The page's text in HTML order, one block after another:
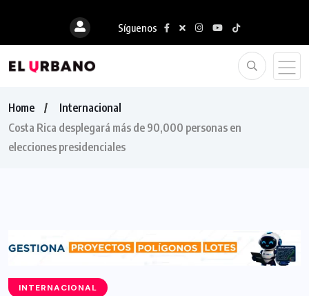
Síguenos
Home
Internacional
Costa Rica desplegará más de 90,000 personas en
elecciones presidenciales
INTERNACIONAL